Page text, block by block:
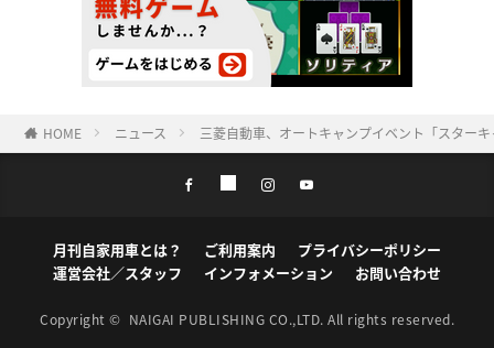
HOME ニュース 三菱自動車、オートキャンプイベント「スター
月刊自家用車とは？ ご利用案内
プライバシーポリシー
運営会社／スタッフ
インフォメーション お問い合わせ
Copyright © NAIGAI PUBLISHING CO.,LTD. All rights reserved.